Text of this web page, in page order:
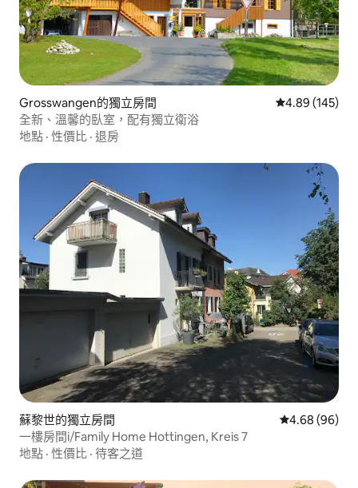
Grosswangen的獨立房間 從 145 則評價
4.89 (145)
全新、溫馨的臥室，配有獨立衛浴
地點 · 性價比 · 退房
蘇黎世的獨立房間 從 96 則評價
4.68 (96)
一樓房間i/Family Home Hottingen, Kreis 7
地點 · 性價比 · 待客之道